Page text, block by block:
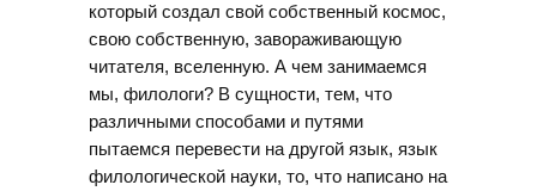
который создал свой собственный космос,
свою собственную, завораживающую
читателя, вселенную. А чем занимаемся
мы, филологи? В сущности, тем, что
различными способами и путями
пытаемся перевести на другой язык, язык
филологической науки, то, что написано на